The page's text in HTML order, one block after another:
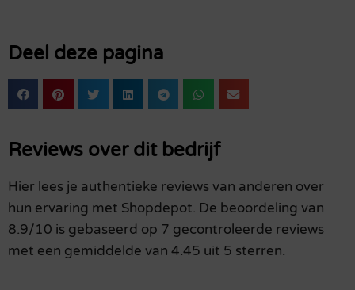
Deel deze pagina
Reviews over dit bedrijf
Hier lees je authentieke reviews van anderen over
hun ervaring met Shopdepot. De beoordeling van
8.9/10 is gebaseerd op 7 gecontroleerde reviews
met een gemiddelde van 4.45 uit 5 sterren.